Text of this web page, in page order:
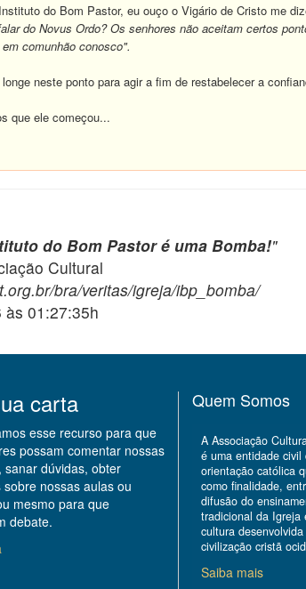
do Bom Pastor, eu ouço o Vigário de Cristo me
do Novus Ordo? Os senhores não aceitam certos
comunhão conosco".
neste ponto para agir a fim de restabelecer a
que ele começou...
do Bom Pastor é uma Bomba!"
Cultural
bra/veritas/igreja/ibp_bomba/
01:27:35h
carta
esse recurso para que
possam comentar nossas
sanar dúvidas, obter
nossas aulas ou
mesmo para que
debate.
Quem Somos
A Associação
é uma entidade civil
orientação católica
como finalidade,
difusão do
tradicional da Igreja
cultura
civilização cristã
Saiba mais